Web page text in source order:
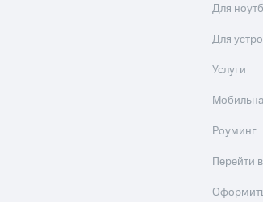
Для
Для
Услуги
Роуминг
Перейти